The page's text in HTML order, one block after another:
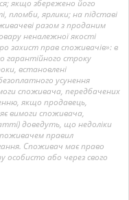
якщо збережено його
пломби, ярлики; на підставі
разом з проданим
неналежної якості
захист прав споживачів»: в
гарантійного строку
встановлені
усунення
споживача, передбачених
якщо продавець,
вимоги споживача,
доведуть, що недоліки
правил
Споживач має право
особисто або через свого